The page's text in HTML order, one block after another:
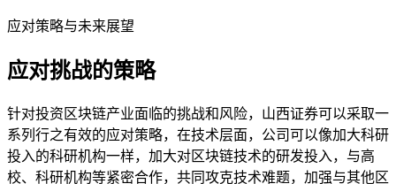
应对策略与未来展望
应对挑战的策略
针对投资区块链产业面临的挑战和风险，山西证券可以采取一
系列行之有效的应对策略，在技术层面，公司可以像加大科研
投入的科研机构一样，加大对区块链技术的研发投入，与高
校、科研机构等紧密合作，共同攻克技术难题，加强与其他区